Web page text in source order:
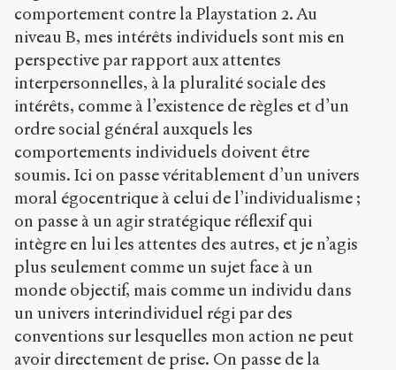
comportement contre la Playstation 2. Au
niveau B, mes intérêts individuels sont mis en
perspective par rapport aux attentes
interpersonnelles, à la pluralité sociale des
intérêts, comme à l’existence de règles et d’un
ordre social général auxquels les
comportements individuels doivent être
soumis. Ici on passe véritablement d’un univers
moral égocentrique à celui de l’individualisme ;
on passe à un agir stratégique réflexif qui
intègre en lui les attentes des autres, et je n’agis
plus seulement comme un sujet face à un
monde objectif, mais comme un individu dans
un univers interindividuel régi par des
conventions sur lesquelles mon action ne peut
avoir directement de prise. On passe de la